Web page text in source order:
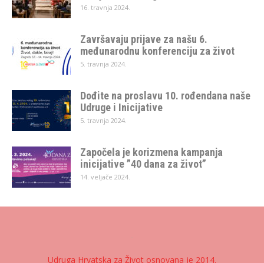
16. travnja 2024.
Završavaju prijave za našu 6.
međunarodnu konferenciju za život
5. travnja 2024.
Dođite na proslavu 10. rođendana naše
Udruge i Inicijative
5. travnja 2024.
Započela je korizmena kampanja
inicijative ”40 dana za život”
14. veljače 2024.
Udruga Hrvatska za Život osnovana je 2014.